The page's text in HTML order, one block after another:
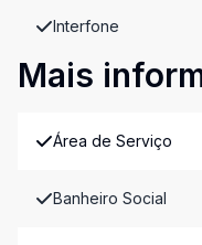
Interfone
Mais
Área de Serviço
Banheiro Social